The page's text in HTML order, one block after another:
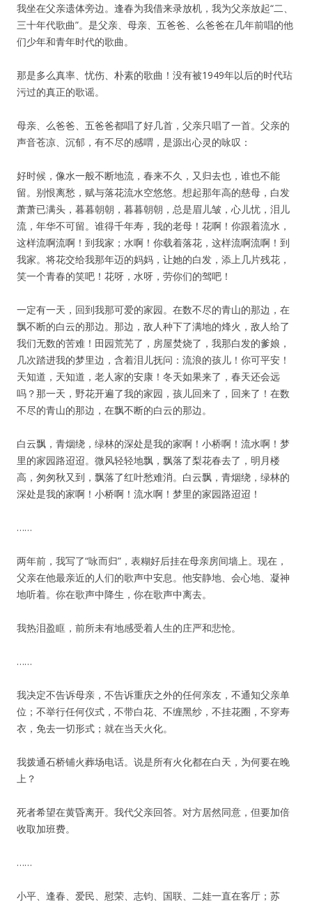
我坐在父亲遗体旁边。逢春为我借来录放机，我为父亲放起“二、
三十年代歌曲”。是父亲、母亲、五爸爸、么爸爸在几年前唱的他
们少年和青年时代的歌曲。
那是多么真率、忧伤、朴素的歌曲！没有被1949年以后的时代玷
污过的真正的歌谣。
母亲、么爸爸、五爸爸都唱了好几首，父亲只唱了一首。父亲的
声音苍凉、沉郁，有不尽的感喟，是源出心灵的咏叹：
好时候，像水一般不断地流，春来不久，又归去也，谁也不能
留。别恨离愁，赋与落花流水空悠悠。想起那年高的慈母，白发
萧萧已满头，暮暮朝朝，暮暮朝朝，总是眉儿皱，心儿忧，泪儿
流，年华不可留。谁得千年寿，我的老母！花啊！你跟着流水，
这样流啊流啊！到我家；水啊！你载着落花，这样流啊流啊！到
我家。将花交给我那年迈的妈妈，让她的白发，添上几片残花，
笑一个青春的笑吧！花呀，水呀，劳你们的驾吧！
一定有一天，回到我那可爱的家园。在数不尽的青山的那边，在
飘不断的白云的那边。那边，敌人种下了满地的烽火，敌人给了
我们无数的苦难！田园荒芜了，房屋焚烧了，我那白发的爹娘，
几次踏进我的梦里边，含着泪儿抚问：流浪的孩儿！你可平安！
天知道，天知道，老人家的安康！冬天如果来了，春天还会远
吗？那一天，野花开遍了我的家园，孩儿回来了，回来了！在数
不尽的青山的那边，在飘不断的白云的那边。
白云飘，青烟绕，绿林的深处是我的家啊！小桥啊！流水啊！梦
里的家园路迢迢。微风轻轻地飘，飘落了梨花春去了，明月楼
高，匆匆秋又到，飘落了红叶愁难消。白云飘，青烟绕，绿林的
深处是我的家啊！小桥啊！流水啊！梦里的家园路迢迢！
……
两年前，我写了“咏而归”，表糊好后挂在母亲房间墙上。现在，
父亲在他最亲近的人们的歌声中安息。他安静地、会心地、凝神
地听着。你在歌声中降生，你在歌声中离去。
我热泪盈眶，前所未有地感受着人生的庄严和悲怆。
……
我决定不告诉母亲，不告诉重庆之外的任何亲友，不通知父亲单
位；不举行任何仪式，不带白花、不缠黑纱，不挂花圈，不穿寿
衣，免去一切形式；就在当天火化。
我拨通石桥铺火葬场电话。说是所有火化都在白天，为何要在晚
上？
死者希望在黄昏离开。我代父亲回答。对方居然同意，但要加倍
收取加班费。
……
小平、逢春、爱民、慰荣、志钧、国联、二娃一直在客厅；苏